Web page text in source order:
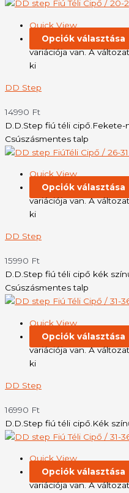
Quick View
Opciók választása
variációja van. A
ki
DD Step
14990 Ft
D.D.Step fiú téli cipő.Fekete-
Csúszásmentes talp
Quick View
Opciók választása
variációja van. A
ki
DD Step
15990 Ft
D.D.Step fiú téli cipő kék
Csúszásmentes talp
Quick View
Opciók választása
variációja van. A
ki
DD Step
16990 Ft
D.D.Step fiú téli cipő.Kék
Quick View
Opciók választása
variációja van. A